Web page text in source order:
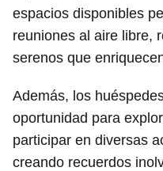
espacios disponibles
reuniones al aire libre,
serenos que
Además, los
oportunidad para
participar en diversas
creando recuerdos